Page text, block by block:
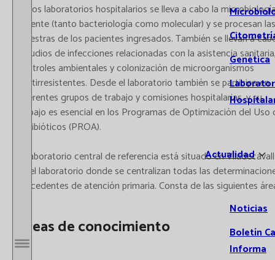
Abrir / Cerrar menú
Genética
Actualidad
Noticias
Boletín
Informa
En los laboratorios hospitalarios se lleva a cabo la
urgente (tanto bacteriología como molecular) y se procesan las
muestras de los pacientes ingresados. También se llevan a
estudios de infecciones relacionadas con la asistencia
controles ambientales y colonización de microorganismos
multirresistentes. Desde el laboratorio también se participa en
diferentes grupos de trabajo y comisiones hospitalarias, y su
trabajo es esencial en los Programas de Optimización del Uso
Antibióticos (PROA).
El laboratorio central de referencia está situado en
Es el laboratorio donde se centralizan todas las
procedentes de atención primaria. Consta de las siguientes
Áreas de conocimiento